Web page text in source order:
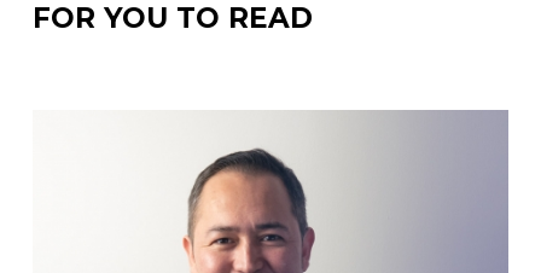
FOR YOU TO READ